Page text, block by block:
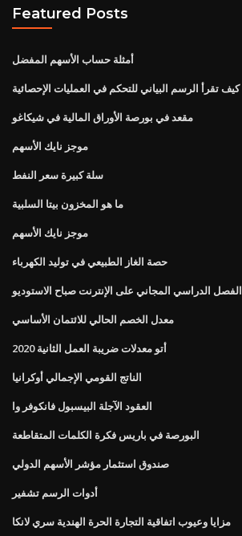
Featured Posts
أمثلة حساب الأسهم المفضل
كيف تقرأ الرسم البياني للتحكم في العمليات الإحصائية
مقعد في بورصة الأوراق المالية في شيكاغو
موجز نايك الأسهم
سلة كبيرة سعر النفط
ما هو المخزون بيتا السلبية
موجز نايك الأسهم
حصة الغاز الطبيعي في توليد الكهرباء
الفصل الدراسي المجاني على الإنترنت صباح الاستوديو
معدل الخصم الحالي للائتمان الأساسي
أتو معدلات ضريبة العمل الثانية 2020
الناتج القومي الإجمالي أوكرانيا
العقود الآجلة البيسبول فانكوفر وا
البورصة في باريس فكرة الكلمات المتقاطعة
صندوق استثمار مؤشر الأسهم الدولي
أدوات الرسم تشفير
مزايا وعيوب اتفاقية التجارة الحرة الهندية سري لانكا